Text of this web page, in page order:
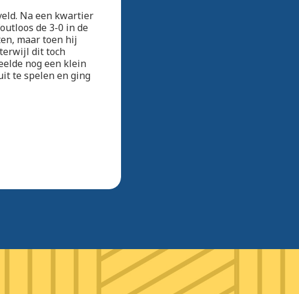
Na een kwartier
de 3-0 in de
maar toen hij
dit toch
nog een klein
te spelen en ging